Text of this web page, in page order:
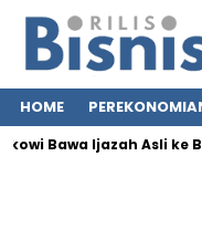
HOME
Ijazah Asli ke